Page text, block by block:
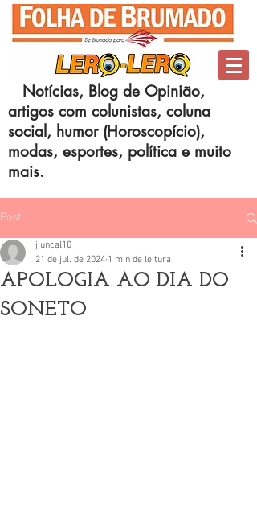
Notícias, Blog de Opinião,
artigos com colunistas, coluna
social, humor (Horoscopício),
modas, esportes, política e muito
mais.
Post
APOLOGIA AO DIA DO
SONETO
jjuncal10
21 de jul. de 2024 1 min de leitura